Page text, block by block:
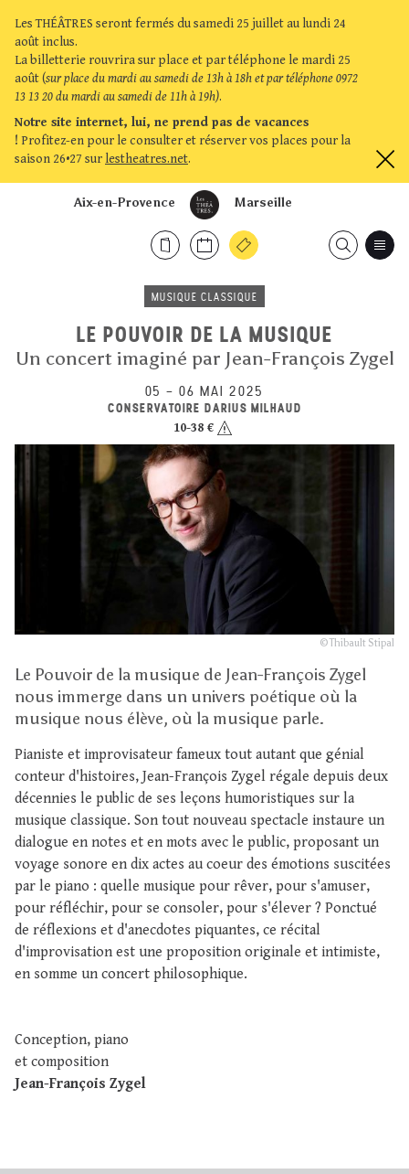
Les THÉÂTRES seront fermés du samedi 25 juillet au lundi 24
août inclus.
La billetterie rouvrira sur place et par téléphone le mardi 25
août (sur place du mardi au samedi de 13h à 18h et par téléphone 0972
13 13 20 du mardi au samedi de 11h à 19h).
Notre site internet, lui, ne prend pas de vacances
! Profitez-en pour le consulter et réserver vos places pour la
saison 26•27 sur lestheatres.net.
Marseille
Aix-en-Provence
MUSIQUE CLASSIQUE
LE POUVOIR DE LA MUSIQUE
Un concert imaginé par Jean-François Zygel
05 – 06 MAI 2025
CONSERVATOIRE DARIUS MILHAUD
10-38 €
© Thibault Stipal
Le Pouvoir de la musique de Jean-François Zygel
nous immerge dans un univers poétique où la
musique nous élève, où la musique parle.
Pianiste et improvisateur fameux tout autant que génial
conteur d'histoires, Jean-François Zygel régale depuis deux
décennies le public de ses leçons humoristiques sur la
musique classique. Son tout nouveau spectacle instaure un
dialogue en notes et en mots avec le public, proposant un
voyage sonore en dix actes au coeur des émotions suscitées
par le piano : quelle musique pour rêver, pour s'amuser,
pour réfléchir, pour se consoler, pour s'élever ? Ponctué
de réflexions et d'anecdotes piquantes, ce récital
d'improvisation est une proposition originale et intimiste,
en somme un concert philosophique.
Conception, piano
et composition
Jean-François Zygel